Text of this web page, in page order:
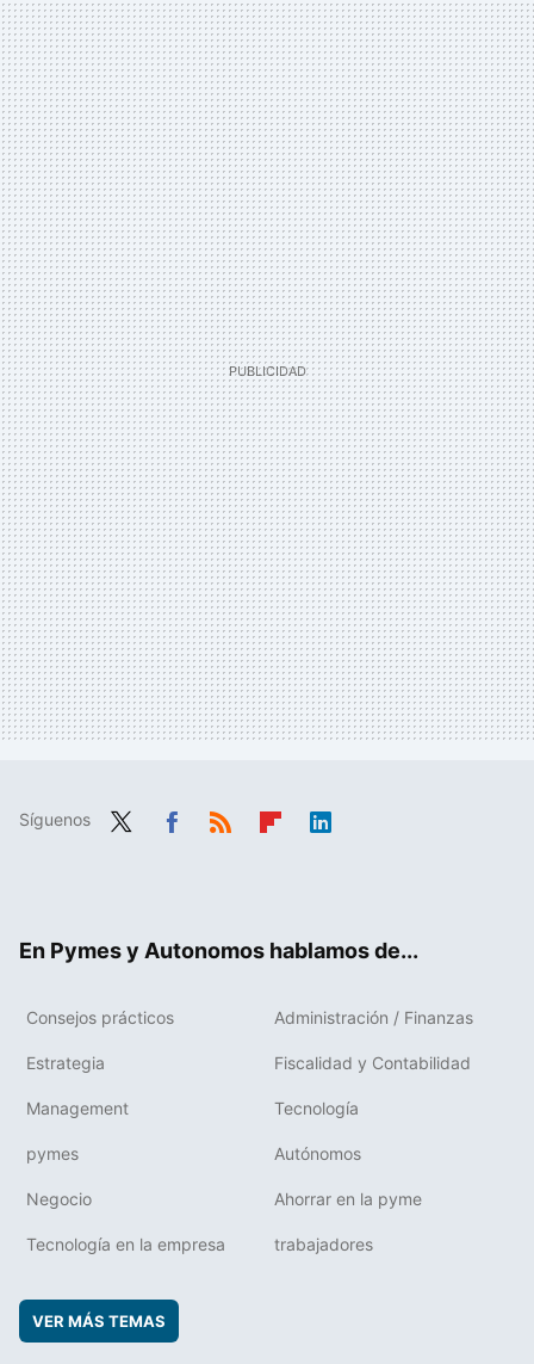
Síguenos
En Pymes y Autonomos hablamos de...
Consejos prácticos Administración / Finanzas
Estrategia Fiscalidad y Contabilidad
Management Tecnología
pymes Autónomos
Negocio Ahorrar en la pyme
Tecnología en la empresa trabajadores
VER MÁS TEMAS